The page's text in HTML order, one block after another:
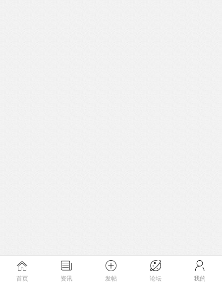
首页 资讯 发帖 论坛 我的